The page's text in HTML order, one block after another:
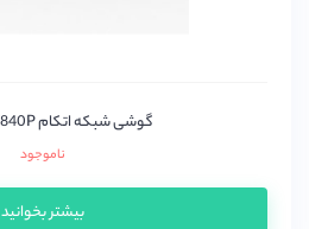
گوشی شبکه اتکام Atcom AT840P
ناموجود
بیشتر بخوانید